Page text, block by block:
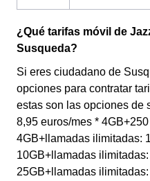
¿Qué tarifas móvil de
Susqueda?
Si eres ciudadano de
opciones para contratar
estas son las opciones de
8,95 euros/mes *
4GB+llamadas ilimitadas:
10GB+llamadas
25GB+llamadas